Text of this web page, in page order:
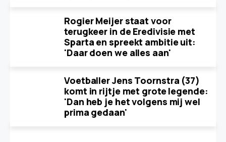
Rogier Meijer staat voor
terugkeer in de Eredivisie met
Sparta en spreekt ambitie uit:
'Daar doen we alles aan'
Voetballer Jens Toornstra (37)
komt in rijtje met grote legende:
'Dan heb je het volgens mij wel
prima gedaan'